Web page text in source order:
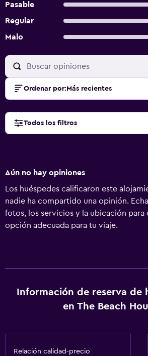
Pasable
Regular
Malo
Ordenar por: Más recientes
Todos los filtros
Aún no hay opiniones
Los huéspedes calificaron este
nadie ha compartido una opinión.
fotos, los servicios y la ubicación para
opción adecuada para tu viaje.
Información de reserva de
en The Beach
Relación calidad-precio